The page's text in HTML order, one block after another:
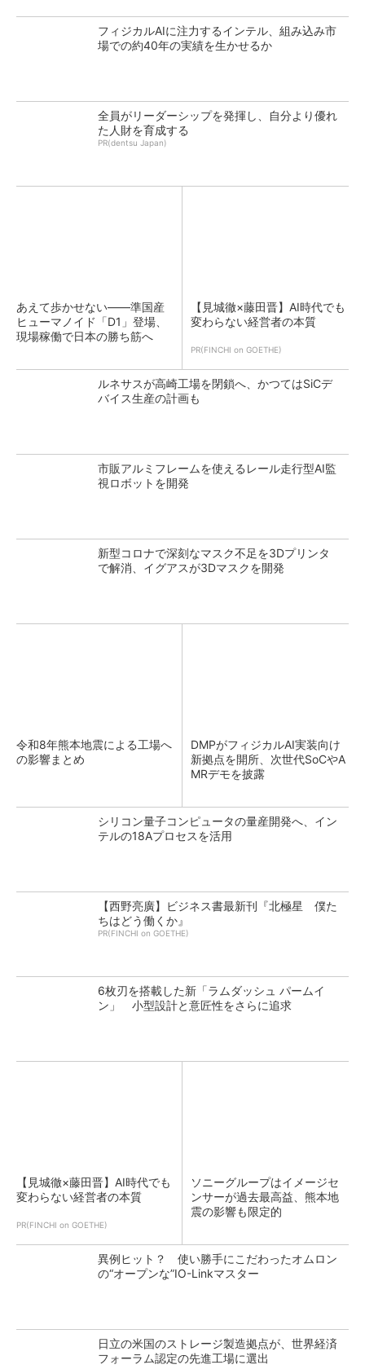
フィジカルAIに注力するインテル、組み込み市
場での約40年の実績を生かせるか
全員がリーダーシップを発揮し、自分より優れ
た人財を育成する
PR(dentsu Japan)
あえて歩かせない――準国産
ヒューマノイド「D1」登場、
現場稼働で日本の勝ち筋へ
【見城徹×藤田晋】AI時代でも
変わらない経営者の本質
PR(FINCHI on GOETHE)
ルネサスが高崎工場を閉鎖へ、かつてはSiCデ
バイス生産の計画も
市販アルミフレームを使えるレール走行型AI監
視ロボットを開発
新型コロナで深刻なマスク不足を3Dプリンタ
で解消、イグアスが3Dマスクを開発
令和8年熊本地震による工場へ
の影響まとめ
DMPがフィジカルAI実装向け
新拠点を開所、次世代SoCやA
MRデモを披露
シリコン量子コンピュータの量産開発へ、イン
テルの18Aプロセスを活用
【西野亮廣】ビジネス書最新刊『北極星 僕た
ちはどう働くか』
PR(FINCHI on GOETHE)
6枚刃を搭載した新「ラムダッシュ パームイ
ン」 小型設計と意匠性をさらに追求
【見城徹×藤田晋】AI時代でも
変わらない経営者の本質
PR(FINCHI on GOETHE)
ソニーグループはイメージセ
ンサーが過去最高益、熊本地
震の影響も限定的
異例ヒット？ 使い勝手にこだわったオムロン
の“オープンな”IO-Linkマスター
日立の米国のストレージ製造拠点が、世界経済
フォーラム認定の先進工場に選出